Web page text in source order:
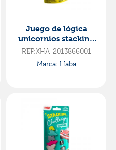
Juego de lógica
unicornios stacking
challenge
REF:XHA-2013866001
Marca: Haba